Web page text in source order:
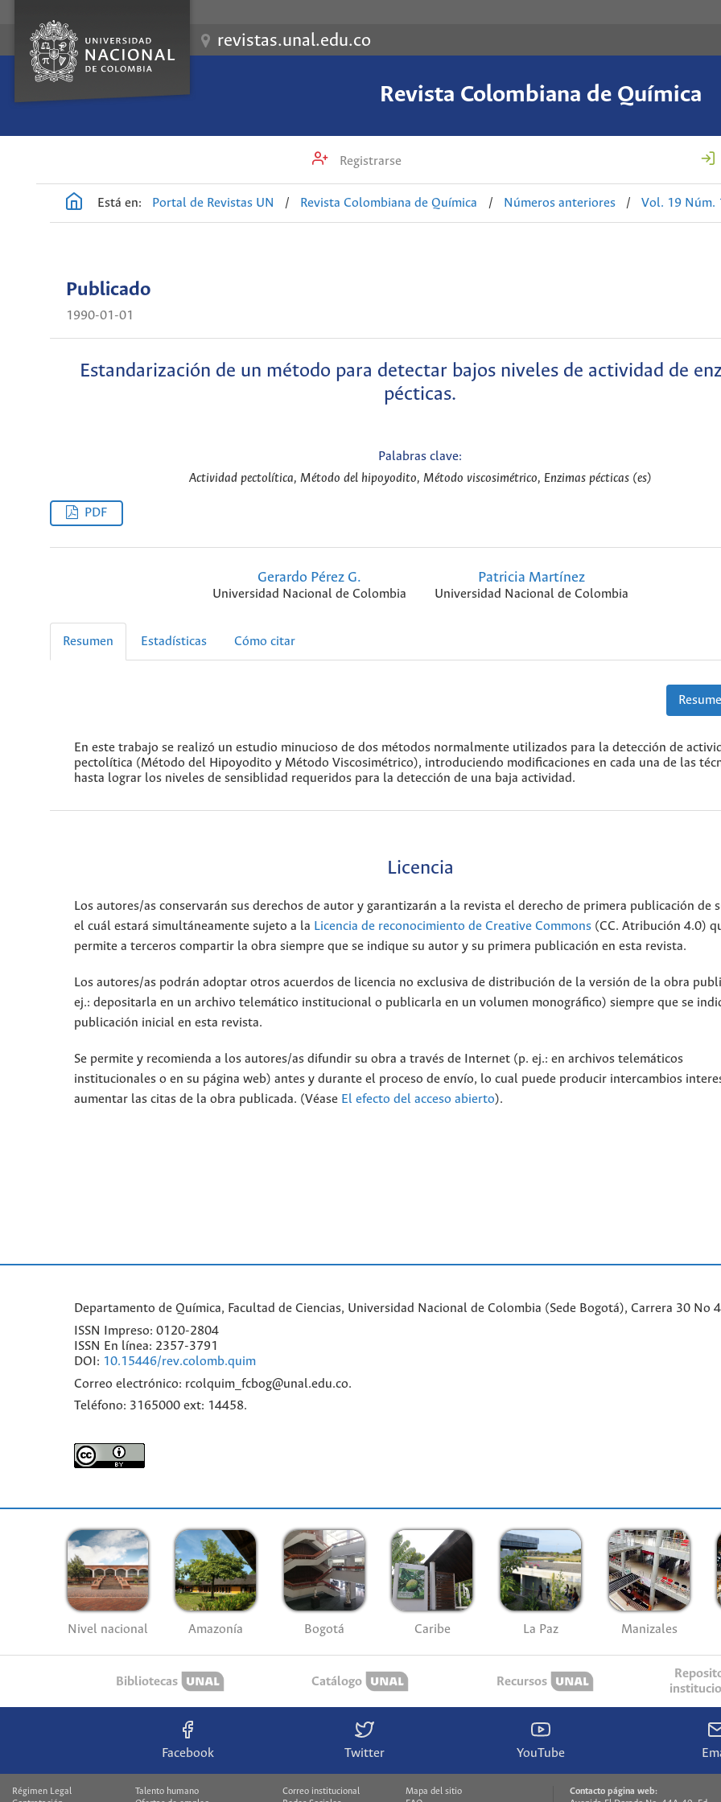
revistas.unal.edu.co
Revista Colombiana de Química
Registrarse
Está en: Portal de Revistas UN / Revista Colombiana de Química / Números anteriores / Vol. 19 Núm.
Publicado
1990-01-01
Estandarización de un método para detectar bajos niveles de actividad de
pécticas.
Palabras clave:
Actividad pectolítica, Método del hipoyodito, Método viscosimétrico, Enzimas pécticas (es)
PDF
Gerardo Pérez G.
Universidad Nacional de Colombia
Patricia Martínez
Universidad Nacional de Colombia
Resumen Estadísticas Cómo citar
En este trabajo se realizó un estudio minucioso de dos métodos normalmente utilizados para la detección de
pectolítica (Método del Hipoyodito y Método Viscosimétrico), introduciendo modificaciones en cada una de las
hasta lograr los niveles de sensiblidad requeridos para la detección de una baja actividad.
Licencia
Los autores/as conservarán sus derechos de autor y garantizarán a la revista el derecho de primera publicación de
el cuál estará simultáneamente sujeto a la Licencia de reconocimiento de Creative Commons (CC. Atribución 4.0)
permite a terceros compartir la obra siempre que se indique su autor y su primera publicación en esta revista.
Los autores/as podrán adoptar otros acuerdos de licencia no exclusiva de distribución de la versión de la obra
ej.: depositarla en un archivo telemático institucional o publicarla en un volumen monográfico) siempre que se
publicación inicial en esta revista.
Se permite y recomienda a los autores/as difundir su obra a través de Internet (p. ej.: en archivos telemáticos
institucionales o en su página web) antes y durante el proceso de envío, lo cual puede producir intercambios
aumentar las citas de la obra publicada. (Véase El efecto del acceso abierto).
Departamento de Química, Facultad de Ciencias, Universidad Nacional de Colombia (Sede Bogotá), Carrera 30
ISSN Impreso: 0120-2804
ISSN En línea: 2357-3791
DOI: 10.15446/rev.colomb.quim
Correo electrónico: rcolquim_fcbog@unal.edu.co.
Teléfono: 3165000 ext: 14458.
Nivel nacional Amazonía Bogotá Caribe La Paz Manizales
Bibliotecas Catálogo Recursos
Facebook Twitter YouTube
Régimen Legal
Talento humano
Correo institucional
Mapa del sitio
Contacto página web: